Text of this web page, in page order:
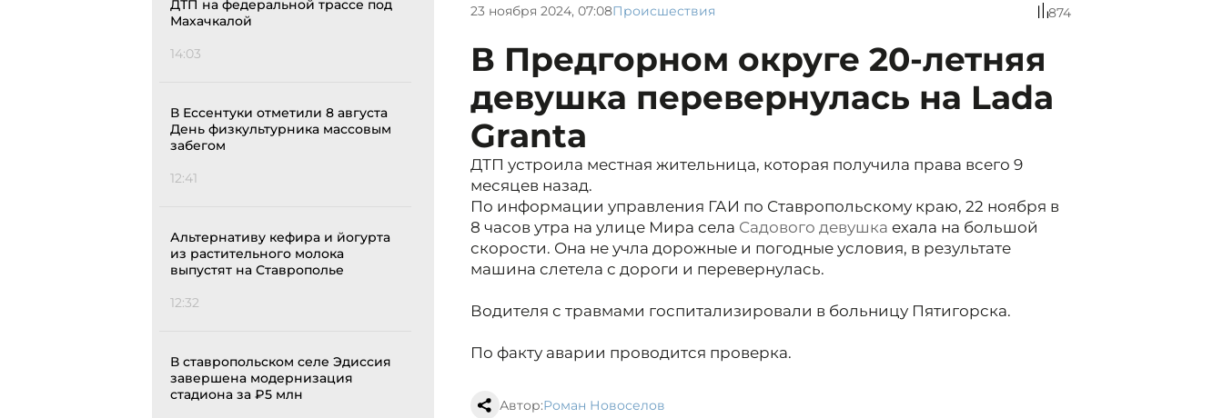
ДТП на федеральной трассе под
Махачкалой
14:03
В Ессентуки отметили 8 августа
День физкультурника массовым
забегом
12:41
Альтернативу кефира и йогурта
из растительного молока
выпустят на Ставрополье
12:32
В ставропольском селе Эдиссия
завершена модернизация
стадиона за ₽5 млн
23 ноября 2024, 07:08Происшествия 874
В Предгорном округе 20-летняя
девушка перевернулась на Lada
Granta
ДТП устроила местная жительница, которая получила права всего 9
месяцев назад.
По информации управления ГАИ по Ставропольскому краю, 22 ноября в
8 часов утра на улице Мира села Садового девушка ехала на большой
скорости. Она не учла дорожные и погодные условия, в результате
машина слетела с дороги и перевернулась.
Водителя с травмами госпитализировали в больницу Пятигорска.
По факту аварии проводится проверка.
Автор:Роман Новоселов